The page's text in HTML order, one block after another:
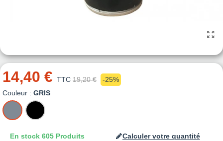
14,40 € TTC 19,20 €
-25%
Couleur : GRIS
GRIS
NOIR
En stock 605 Produits Calculer votre quantité